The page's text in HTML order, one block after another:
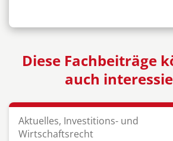
Diese Fachbeiträge
auch
Aktuelles, Investitions- und
Wirtschaftsrecht